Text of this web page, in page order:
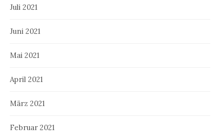
Juli 2021
Juni 2021
Mai 2021
April 2021
März 2021
Februar 2021